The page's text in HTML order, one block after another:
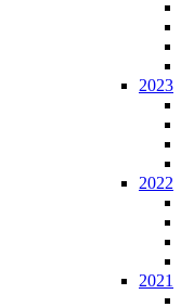
2023
2022
2021